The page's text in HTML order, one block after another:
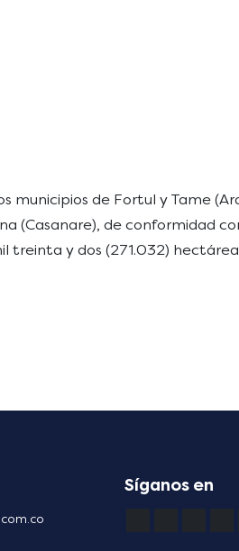
de Fortul y Tame
(Casanare), de conformidad
treinta y dos (271.032)
Síganos en